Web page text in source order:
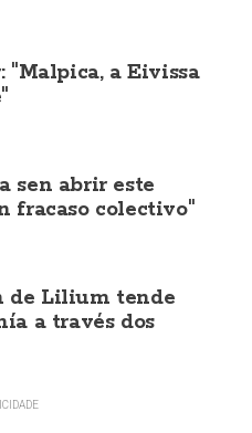
"Malpica, a Eivissa
sen abrir este
fracaso colectivo"
de Lilium tende
a través dos